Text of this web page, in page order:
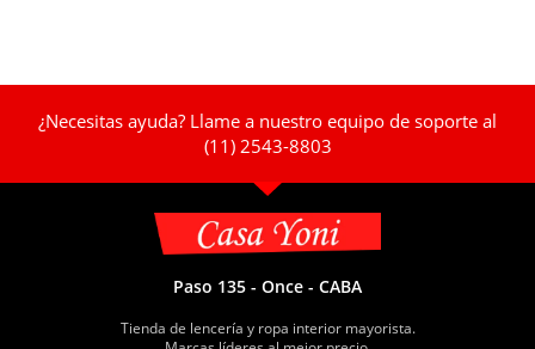
¿Necesitas ayuda? Llame a nuestro equipo de soporte al
(11) 2543-8803
Paso 135 - Once - CABA
Tienda de lencería y ropa interior mayorista.